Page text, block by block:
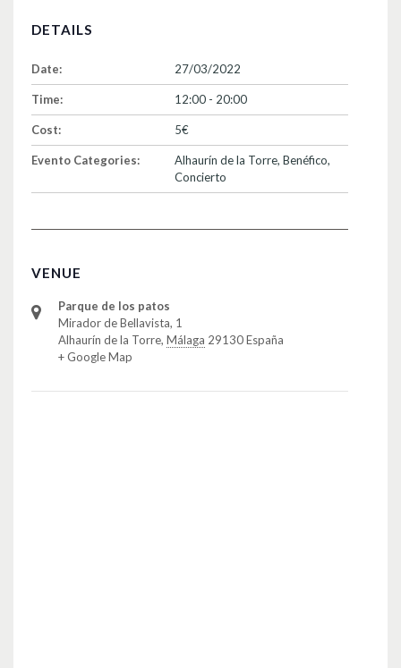
DETAILS
Date: 27/03/2022
Time: 12:00 - 20:00
Cost: 5€
Evento Categories: Alhaurín de la Torre, Benéfico,
Concierto
VENUE
Parque de los patos
Mirador de Bellavista, 1
Alhaurín de la Torre, Málaga 29130España
+ Google Map